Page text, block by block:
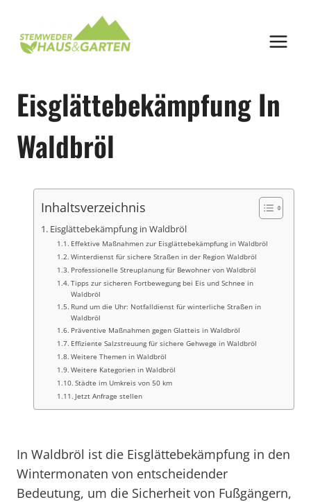
springen
Eisglättebekämpfung In
Waldbröl
Inhaltsverzeichnis
Eisglättebekämpfung in Waldbröl
Effektive Maßnahmen zur Eisglättebekämpfung in Waldbröl
Winterdienst für sichere Straßen in der Region Waldbröl
Professionelle Streuplanung für Bewohner von Waldbröl
Tipps zur sicheren Fortbewegung bei Eis und Schnee in
Waldbröl
Rund um die Uhr: Notfalldienst für winterliche Straßen in
Waldbröl
Präventive Maßnahmen gegen Glatteis in Waldbröl
Effiziente Salzstreuung für sichere Gehwege in Waldbröl
Weitere Themen in Waldbröl
Weitere Kategorien in Waldbröl
Städte im Umkreis von 50 km
Jetzt Anfrage stellen
In Waldbröl ist die Eisglättebekämpfung in den
Wintermonaten von entscheidender
Bedeutung, um die Sicherheit von Fußgängern,